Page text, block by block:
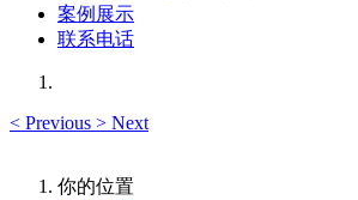
案例展示
联系电话
< Previous > Next
你的位置